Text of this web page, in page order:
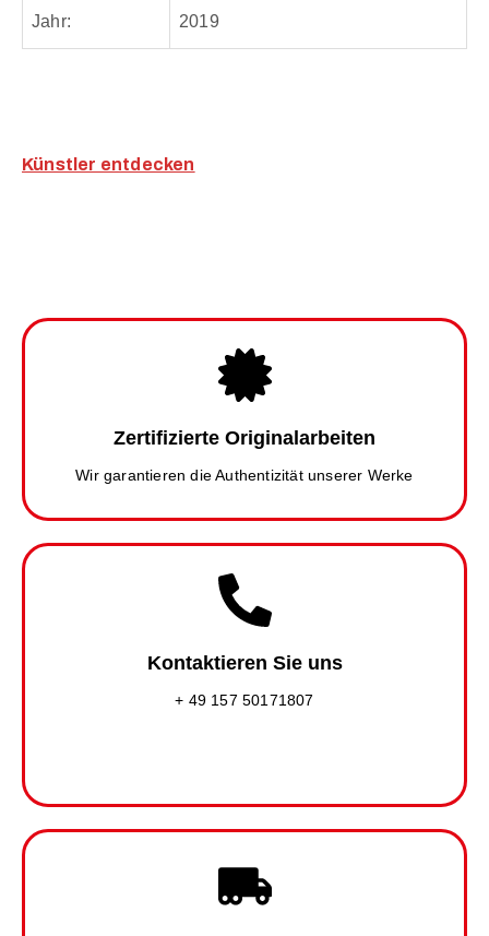
Jahr: 2019
Künstler entdecken
Zertifizierte Originalarbeiten
Wir garantieren die Authentizität unserer Werke
Kontaktieren Sie uns
+ 49 157 50171807